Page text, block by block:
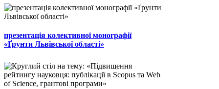
презентація колективної монографії
«Ґрунти Львівської області»